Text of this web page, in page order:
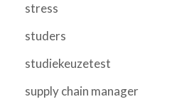
stress
studers
studiekeuzetest
supply chain manager